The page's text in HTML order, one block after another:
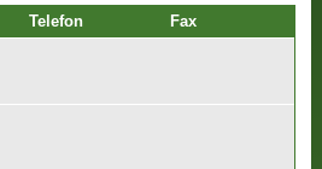
Telefon Fax